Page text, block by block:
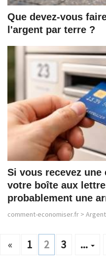
Que devez-vous
l'argent par terre ?
Si vous recevez
votre boîte aux
probablement une
comment-economiser.fr >
« 1 2 3 ...